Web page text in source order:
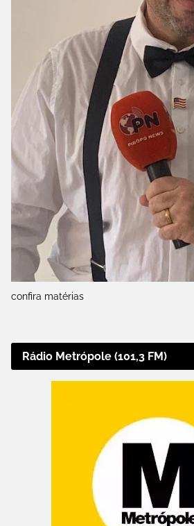
confira matérias
Rádio Metrópole (101,3 FM)